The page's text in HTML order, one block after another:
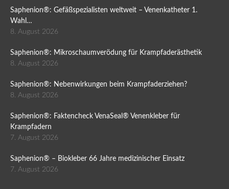
Saphenion®: Gefäßspezialisten weltweit – Venenkatheter 1.
Wahl…
8. August 2026
Saphenion®: Mikroschaumverödung für Krampfaderästhetik
8. August 2026
Saphenion®: Nebenwirkungen beim Krampfaderziehen?
8. August 2026
Saphenion®: Faktencheck VenaSeal® Venenkleber für
Krampfadern
7. August 2026
Saphenion® – Biokleber 66 Jahre medizinischer Einsatz
7. August 2026